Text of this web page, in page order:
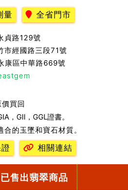
量 全省門市
貞路129號
經國路三段71號
康區中華路669號
買回
，GII，GGL證書。
的玉墜和寶石材質。
相關連結
已售出翡翠商品